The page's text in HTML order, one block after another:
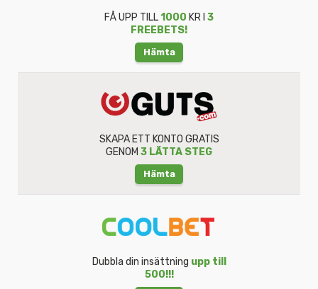
FÅ UPP TILL1000 KR I 3
FREEBETS!
Hämta
SKAPA ETT KONTO GRATIS
GENOM 3 LÄTTA STEG
Hämta
Dubbla din insättning upp till
500!!!